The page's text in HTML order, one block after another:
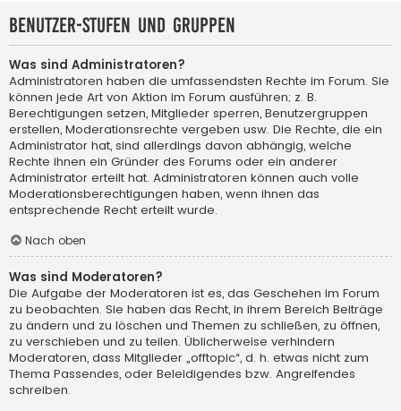
Benutzer-Stufen und Gruppen
Was sind Administratoren?
Administratoren haben die umfassendsten Rechte im Forum. Sie
können jede Art von Aktion im Forum ausführen; z. B.
Berechtigungen setzen, Mitglieder sperren, Benutzergruppen
erstellen, Moderationsrechte vergeben usw. Die Rechte, die ein
Administrator hat, sind allerdings davon abhängig, welche
Rechte ihnen ein Gründer des Forums oder ein anderer
Administrator erteilt hat. Administratoren können auch volle
Moderationsberechtigungen haben, wenn ihnen das
entsprechende Recht erteilt wurde.
Nach oben
Was sind Moderatoren?
Die Aufgabe der Moderatoren ist es, das Geschehen im Forum
zu beobachten. Sie haben das Recht, in ihrem Bereich Beiträge
zu ändern und zu löschen und Themen zu schließen, zu öffnen,
zu verschieben und zu teilen. Üblicherweise verhindern
Moderatoren, dass Mitglieder „offtopic“, d. h. etwas nicht zum
Thema Passendes, oder Beleidigendes bzw. Angreifendes
schreiben.